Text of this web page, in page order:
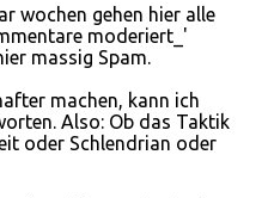
wochen gehen hier alle
moderiert_'
massig Spam.
machen, kann ich
Also: Ob das Taktik
oder Schlendrian oder